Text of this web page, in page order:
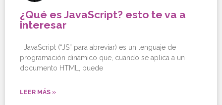
¿Qué es JavaScript? esto te va a
interesar
JavaScript (“JS” para abreviar) es un lenguaje de
programación dinámico que, cuando se aplica a un
documento HTML, puede
LEER MÁS »